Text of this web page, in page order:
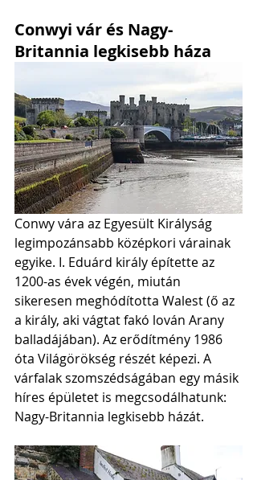
Conwyi vár és Nagy-
Britannia legkisebb háza
Conwy vára az Egyesült Királyság
legimpozánsabb középkori várainak
egyike. I. Eduárd király építette az
1200-as évek végén, miután
sikeresen meghódította Walest (ő az
a király, aki vágtat fakó lován Arany
balladájában). Az erődítmény 1986
óta Világörökség részét képezi. A
várfalak szomszédságában egy másik
híres épületet is megcsodálhatunk:
Nagy-Britannia legkisebb házát.